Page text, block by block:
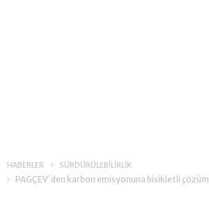
HABERLER SÜRDÜRÜLEBİLİRLİK
PAGÇEV´den karbon emisyonuna bisikletli çözüm